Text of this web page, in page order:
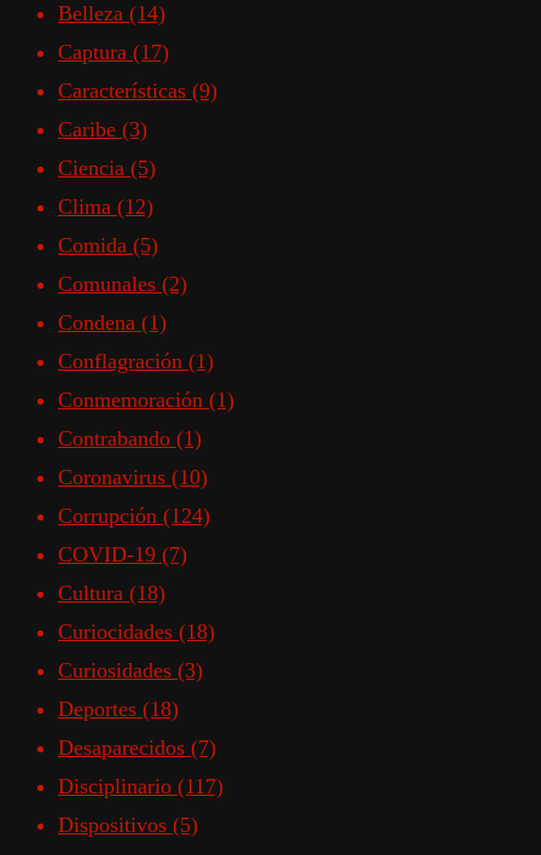
Belleza (14)
Captura (17)
Características (9)
Caribe (3)
Ciencia (5)
Clima (12)
Comida (5)
Comunales (2)
Condena (1)
Conflagración (1)
Conmemoración (1)
Contrabando (1)
Coronavirus (10)
Corrupción (124)
COVID-19 (7)
Cultura (18)
Curiocidades (18)
Curiosidades (3)
Deportes (18)
Desaparecidos (7)
Disciplinario (117)
Dispositivos (5)